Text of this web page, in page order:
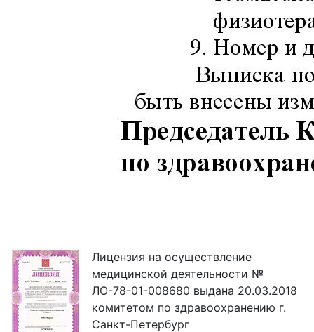
Лицензия на осуществление
медицинской деятельности №
ЛО-78-01-008680 выдана 20.03.2018
комитетом по здравоохранению г.
Санкт-Петербург